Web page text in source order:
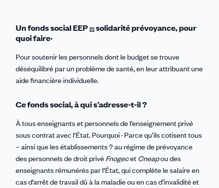
Linkedin
Facebook
Threads
Bluesky
email
Un fonds social EEP[1]solidarité prévoyance, pour
quoi faire·
Pour soutenir les personnels dont le budget se trouve
déséquilibré par un problème de santé, en leur attribuant une
aide financière individuelle.
Ce fonds social, à qui s’adresse-t-il ?
À tous enseignants et personnels de l’enseignement privé
sous contrat avec l’État. Pourquoi · Parce qu’ils cotisent tous
– ainsi que les établissements ? au régime de prévoyance
des personnels de droit privé Fnogecet Cneapou des
enseignants rémunérés par l’État, qui complète le salaire en
cas d’arrêt de travail dû à la maladie ou en cas d’invalidité et